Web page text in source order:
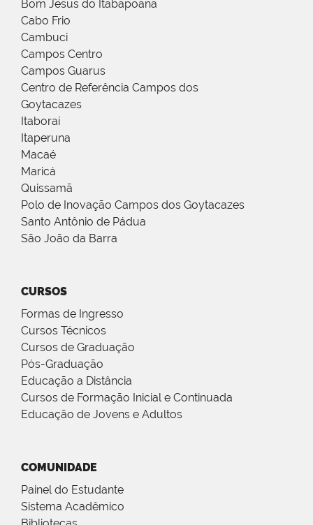
Bom Jesus do Itabapoana
Cabo Frio
Cambuci
Campos Centro
Campos Guarus
Centro de Referência Campos dos
Goytacazes
Itaboraí
Itaperuna
Macaé
Maricá
Quissamã
Polo de Inovação Campos dos Goytacazes
Santo Antônio de Pádua
São João da Barra
CURSOS
Formas de Ingresso
Cursos Técnicos
Cursos de Graduação
Pós-Graduação
Educação a Distância
Cursos de Formação Inicial e Continuada
Educação de Jovens e Adultos
COMUNIDADE
Painel do Estudante
Sistema Acadêmico